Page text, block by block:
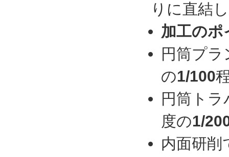
りに直結
加工のポ
円筒プ
の1/100
円筒ト
度の1/
内面研削